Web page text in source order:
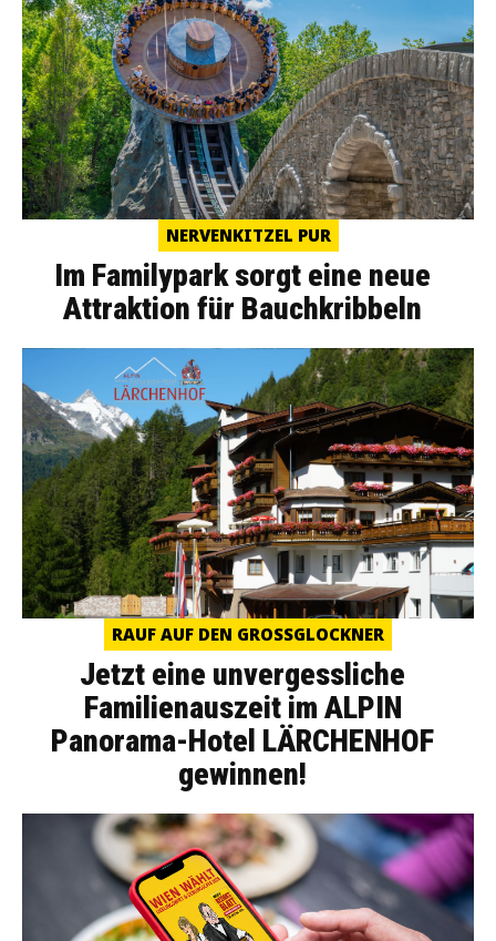
NERVENKITZEL PUR
Im Familypark sorgt eine neue
Attraktion für Bauchkribbeln
RAUF AUF DEN GROSSGLOCKNER
Jetzt eine unvergessliche
Familienauszeit im ALPIN
Panorama-Hotel LÄRCHENHOF
gewinnen!